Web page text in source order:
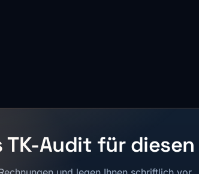
TK-Audit für